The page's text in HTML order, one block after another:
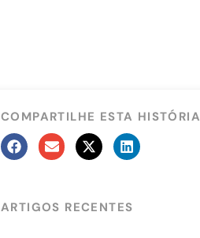
COMPARTILHE ESTA HISTÓRIA
ARTIGOS RECENTES